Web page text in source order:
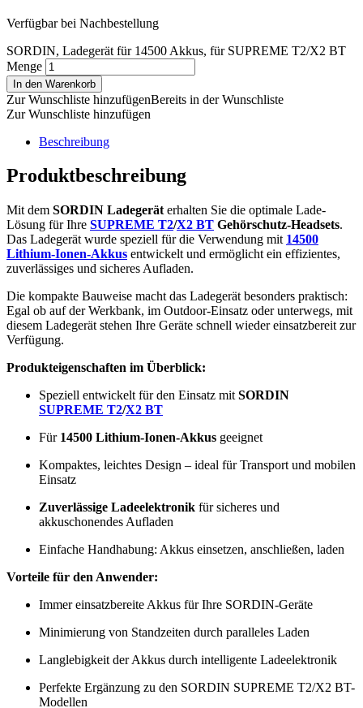
Verfügbar bei Nachbestellung
SORDIN, Ladegerät für 14500 Akkus, für SUPREME T2/X2 BT
Menge
In den Warenkorb
Zur Wunschliste hinzufügenBereits in der Wunschliste
Zur Wunschliste hinzufügen
Beschreibung
Produktbeschreibung
Mit dem SORDIN Ladegerät erhalten Sie die optimale Lade-
Lösung für Ihre SUPREME T2/X2 BT Gehörschutz-Headsets.
Das Ladegerät wurde speziell für die Verwendung mit 14500
Lithium-Ionen-Akkus entwickelt und ermöglicht ein effizientes,
zuverlässiges und sicheres Aufladen.
Die kompakte Bauweise macht das Ladegerät besonders praktisch:
Egal ob auf der Werkbank, im Outdoor-Einsatz oder unterwegs, mit
diesem Ladegerät stehen Ihre Geräte schnell wieder einsatzbereit zur
Verfügung.
Produkteigenschaften im Überblick:
Speziell entwickelt für den Einsatz mit SORDIN
SUPREME T2/X2 BT
Für 14500 Lithium-Ionen-Akkus geeignet
Kompaktes, leichtes Design – ideal für Transport und mobilen
Einsatz
Zuverlässige Ladeelektronik für sicheres und
akkuschonendes Aufladen
Einfache Handhabung: Akkus einsetzen, anschließen, laden
Vorteile für den Anwender:
Immer einsatzbereite Akkus für Ihre SORDIN-Geräte
Minimierung von Standzeiten durch paralleles Laden
Langlebigkeit der Akkus durch intelligente Ladeelektronik
Perfekte Ergänzung zu den SORDIN SUPREME T2/X2 BT-
Modellen